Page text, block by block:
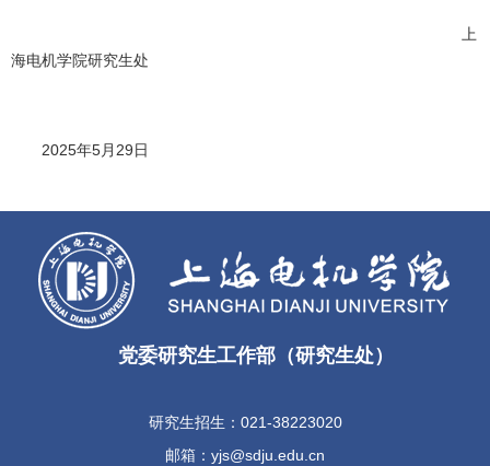
上
海电机学院研究生处
2025年5月29日
党委研究生工作部（研究生处）
研究生招生：021-38223020
邮箱：yjs@sdju.edu.cn